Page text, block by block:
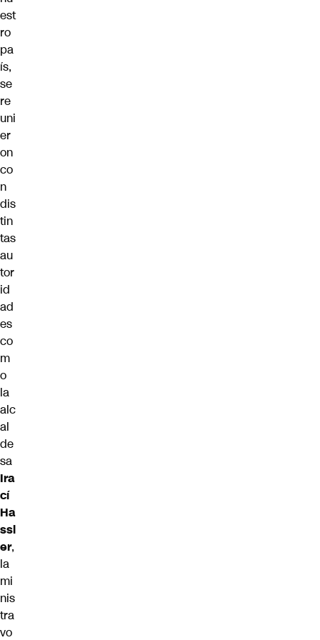
est
ro
pa
ís,
se
re
uni
er
on
co
n
dis
tin
tas
au
tor
id
ad
es
co
m
o
la
alc
al
de
sa
Ira
cí
Ha
ssl
er,
la
mi
nis
tra
vo